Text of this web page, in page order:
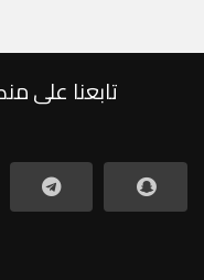
تابعنا على